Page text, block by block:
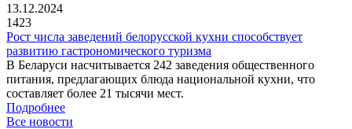
13.12.2024
1423
Рост числа заведений белорусской кухни способствует
развитию гастрономического туризма
В Беларуси насчитывается 242 заведения общественного
питания, предлагающих блюда национальной кухни, что
составляет более 21 тысячи мест.
Подробнее
Все новости